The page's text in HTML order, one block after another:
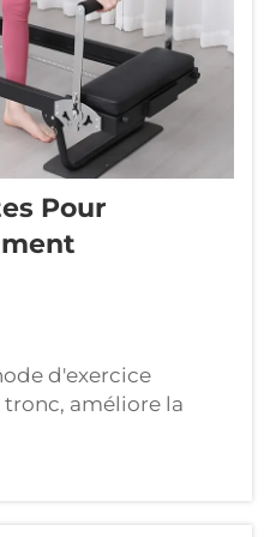
Pour
d'exercice
améliore la
corporelle.
de correcteurs
encore plus